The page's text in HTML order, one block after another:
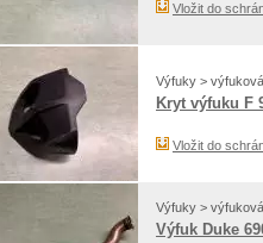
Vložit do
Výfuky >
Kryt výfuku F
Vložit do
Výfuky >
Výfuk Duke